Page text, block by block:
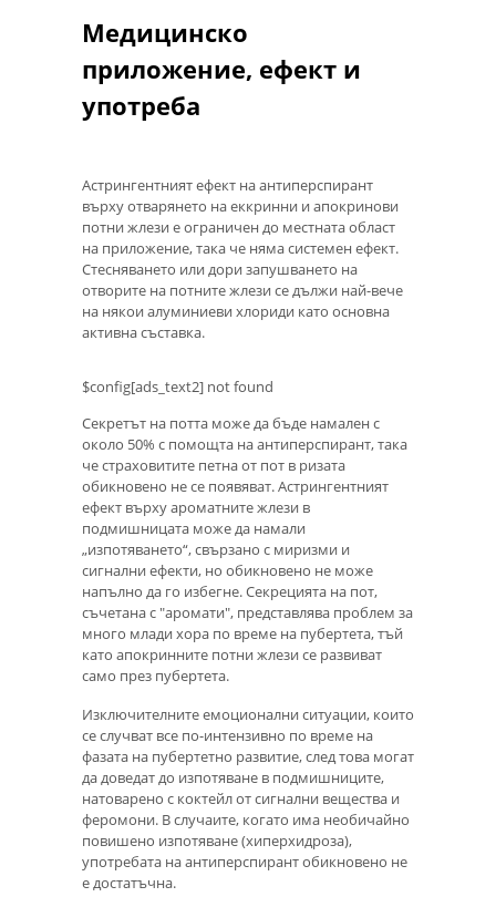
Медицинско
приложение, ефект и
употреба
Астрингентният ефект на антиперспирант
върху отварянето на еккринни и апокринови
потни жлези е ограничен до местната област
на приложение, така че няма системен ефект.
Стесняването или дори запушването на
отворите на потните жлези се дължи най-вече
на някои алуминиеви хлориди като основна
активна съставка.
$config[ads_text2] not found
Секретът на потта може да бъде намален с
около 50% с помощта на антиперспирант, така
че страховитите петна от пот в ризата
обикновено не се появяват. Астрингентният
ефект върху ароматните жлези в
подмишницата може да намали
„изпотяването“, свързано с миризми и
сигнални ефекти, но обикновено не може
напълно да го избегне. Секрецията на пот,
съчетана с "аромати", представлява проблем за
много млади хора по време на пубертета, тъй
като апокринните потни жлези се развиват
само през пубертета.
Изключителните емоционални ситуации, които
се случват все по-интензивно по време на
фазата на пубертетно развитие, след това могат
да доведат до изпотяване в подмишниците,
натоварено с коктейл от сигнални вещества и
феромони. В случаите, когато има необичайно
повишено изпотяване (хиперхидроза),
употребата на антиперспирант обикновено не
е достатъчна.